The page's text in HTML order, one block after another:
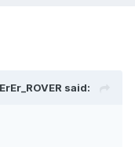
said: